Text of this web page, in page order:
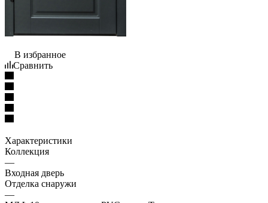
В избранное
Сравнить
Характеристики
Коллекция
—
Входная дверь
Отделка снаружи
—